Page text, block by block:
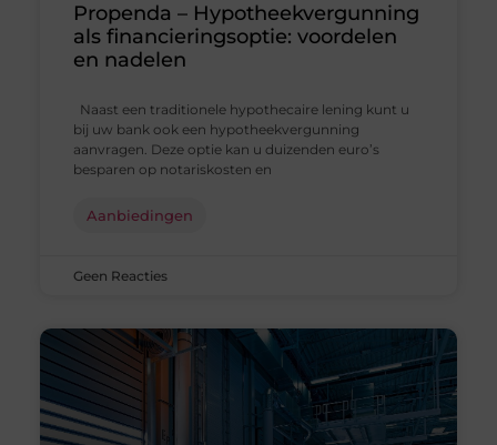
Propenda – Hypotheekvergunning
als financieringsoptie: voordelen
en nadelen
Naast een traditionele hypothecaire lening kunt u
bij uw bank ook een hypotheekvergunning
aanvragen. Deze optie kan u duizenden euro’s
besparen op notariskosten en
Aanbiedingen
Geen Reacties